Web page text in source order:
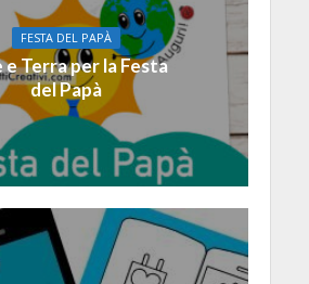
FESTA DEL PAPÀ
e Terra per la Festa
del Papà